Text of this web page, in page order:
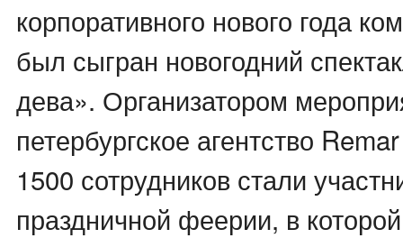
корпоративного нового года
был сыгран новогодний
дева». Организатором
петербургское агентство
1500 сотрудников стали
праздничной феерии, в